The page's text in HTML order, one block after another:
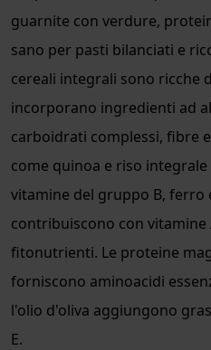
guarnite con verdure,
sano per pasti bilanciati e
cereali integrali sono ricche
incorporano ingredienti ad
carboidrati complessi, fibre
come quinoa e riso
vitamine del gruppo B, ferro
contribuiscono con vitamine
fitonutrienti. Le proteine
forniscono aminoacidi
l'olio d'oliva aggiungono
E.